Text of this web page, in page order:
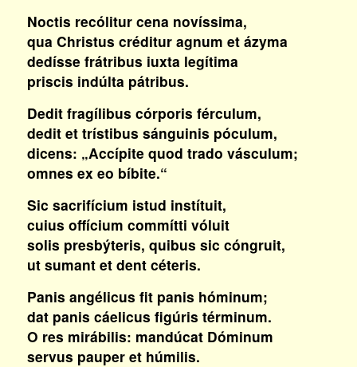
Noctis recólitur cena novíssima,
qua Christus créditur agnum et ázyma
dedísse frátribus iuxta legítima
priscis indúlta pátribus.
Dedit fragílibus córporis férculum,
dedit et trístibus sánguinis póculum,
dicens: „Accípite quod trado vásculum;
omnes ex eo bíbite.“
Sic sacrifícium istud instítuit,
cuius offícium commítti vóluit
solis presbýteris, quibus sic cóngruit,
ut sumant et dent céteris.
Panis angélicus fit panis hóminum;
dat panis cáelicus figúris términum.
O res mirábilis: mandúcat Dóminum
servus pauper et húmilis.